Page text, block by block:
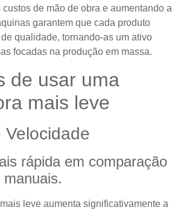
de mão de obra e aumentando a
garantem que cada produto
qualidade, tornando-as um ativo
focadas na produção em massa.
de usar uma
mais leve
Velocidade
rápida em comparação
leve aumenta significativamente a